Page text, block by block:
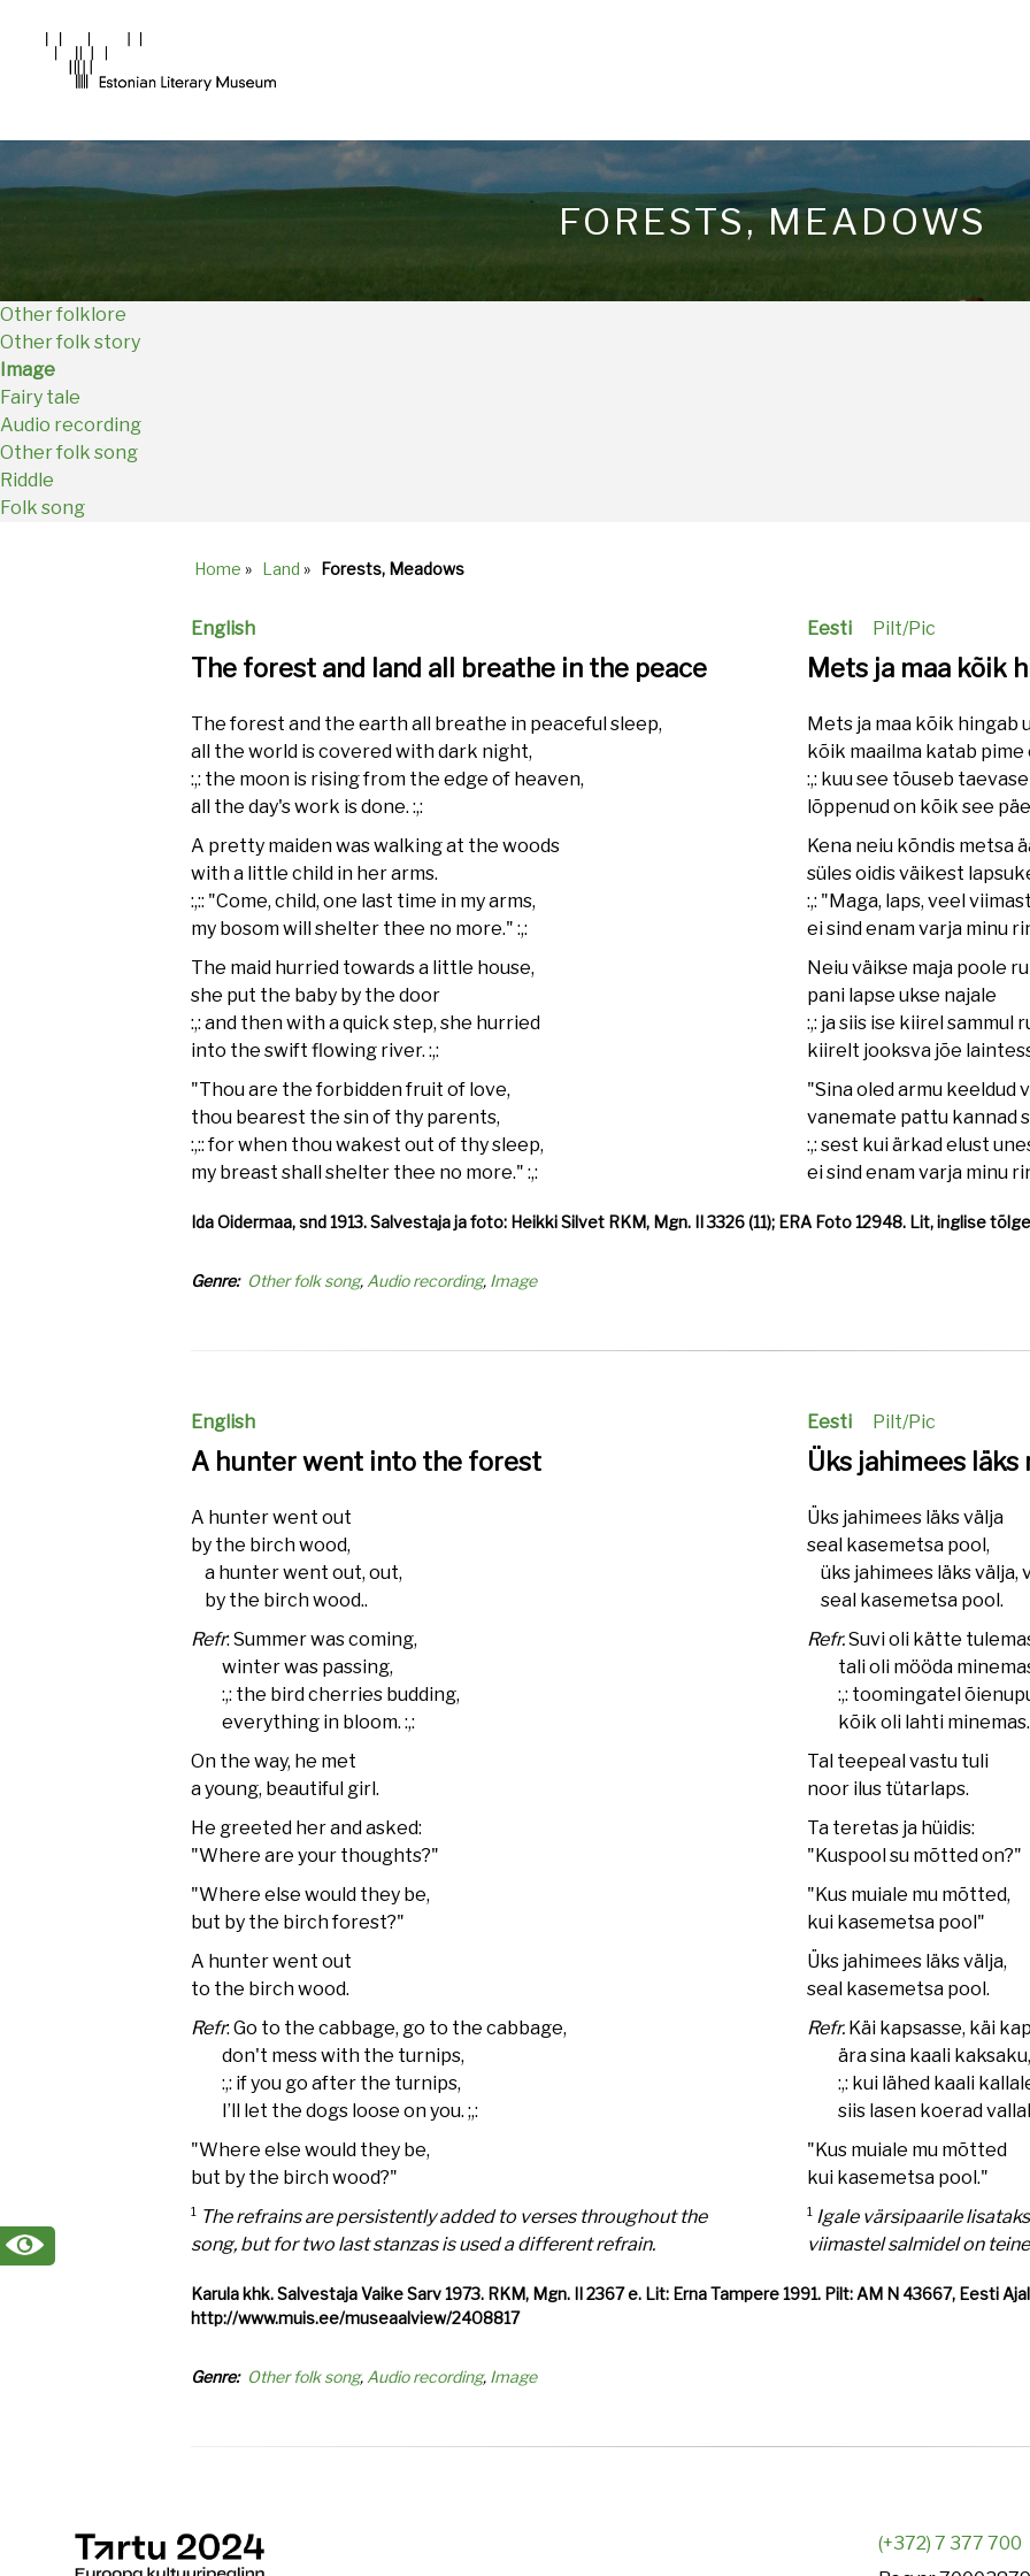
Main
EN
FORESTS, MEADOWS
Other folklore
Other folk story
Image
Fairy tale
Audio recording
Other folk song
Riddle
Folk song
Home » Land » Forests, Meadows
English
The forest and land all breathe in the peace
The forest and the earth all breathe in peaceful sleep,
all the world is covered with dark night,
:,: the moon is rising from the edge of heaven,
all the day's work is done. :,:
A pretty maiden was walking at the woods
with a little child in her arms.
:,:: "Come, child, one last time in my arms,
my bosom will shelter thee no more." :,:
The maid hurried towards a little house,
she put the baby by the door
:,: and then with a quick step, she hurried
into the swift flowing river. :,:
"Thou are the forbidden fruit of love,
thou bearest the sin of thy parents,
:,:: for when thou wakest out of thy sleep,
my breast shall shelter thee no more." :,:
Eesti Pilt/Pic
Mets ja maa kõik
Mets ja maa kõik hingab
kõik maailma katab pime
:,: kuu see tõuseb
lõppenud on kõik see
Kena neiu kõndis metsa
süles oidis väikest
:,: "Maga, laps, veel
ei sind enam varja minu
Neiu väikse maja poole
pani lapse ukse najale
:,: ja siis ise kiirel sammul
kiirelt jooksva jõe
"Sina oled armu keeldud
vanemate pattu kannad
:,: sest kui ärkad elust
ei sind enam varja minu
Ida Oidermaa, snd 1913. Salvestaja ja foto: Heikki Silvet RKM, Mgn. II 3326 (11); ERA Foto 12948. Lit, inglise
Genre Other folk song Audio recording Image
English
A hunter went into the forest
A hunter went out
by the birch wood,
a hunter went out, out,
by the birch wood..
Refr: Summer was coming,
winter was passing,
:,: the bird cherries budding,
everything in bloom. :,:
On the way, he met
a young, beautiful girl.
He greeted her and asked:
"Where are your thoughts?"
"Where else would they be,
but by the birch forest?"
A hunter went out
to the birch wood.
Refr: Go to the cabbage, go to the cabbage,
don't mess with the turnips,
:,: if you go after the turnips,
I’ll let the dogs loose on you. ;,:
"Where else would they be,
but by the birch wood?"
1 The refrains are persistently added to verses throughout the
song, but for two last stanzas is used a different refrain.
Eesti Pilt/Pic
Üks jahimees läks
Üks jahimees läks välja
seal kasemetsa pool,
üks jahimees läks välja,
seal kasemetsa pool.
Refr.Suvi oli kätte
tali oli mööda
:,: toomingatel
kõik oli lahti minemas.
Tal teepeal vastu tuli
noor ilus tütarlaps.
Ta teretas ja hüidis:
"Kuspool su mõtted on?"
"Kus muiale mu mõtted,
kui kasemetsa pool"
Üks jahimees läks välja,
seal kasemetsa pool.
Refr. Käi kapsasse, käi
ära sina kaali kaksaku,
:,: kui lähed kaali
siis lasen koerad
"Kus muiale mu mõtted
kui kasemetsa pool."
1 Igale värsipaarile
viimastel salmidel on
Karula khk. Salvestaja Vaike Sarv 1973. RKM, Mgn. II 2367 e. Lit: Erna Tampere 1991. Pilt: AM N 43667, Eesti
http://www.muis.ee/museaalview/2408817
Genre Other folk song Audio recording Image
(+372) 7 377 700